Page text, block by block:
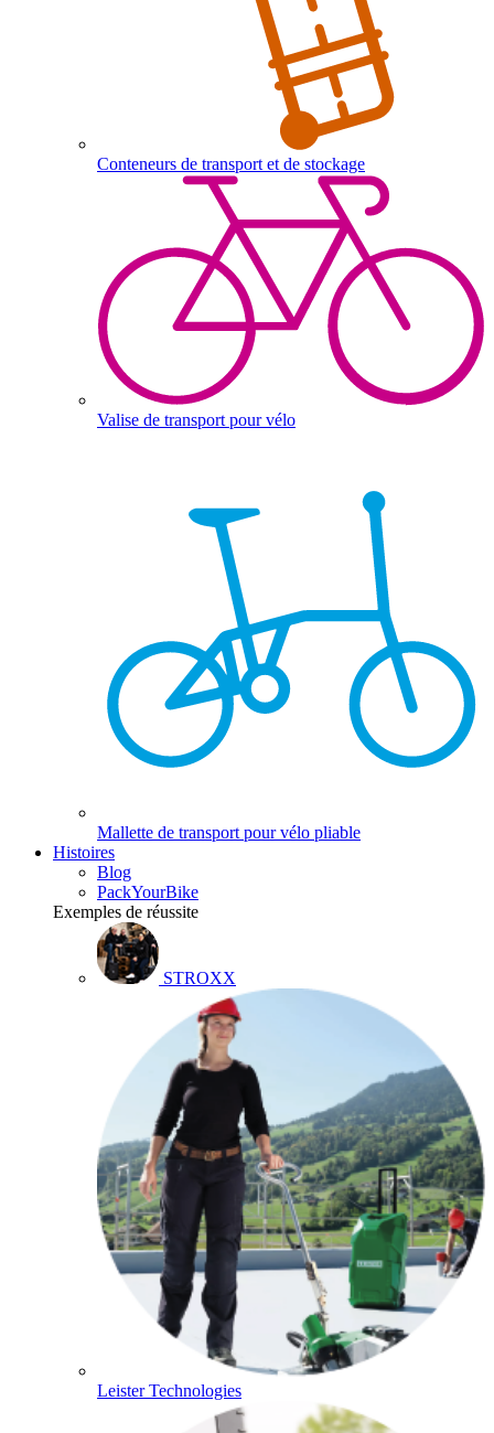
Conteneurs de transport et de stockage
Valise de transport pour vélo
Mallette de transport pour vélo pliable
Histoires
Blog
PackYourBike
Exemples de réussite
STROXX
Leister Technologies